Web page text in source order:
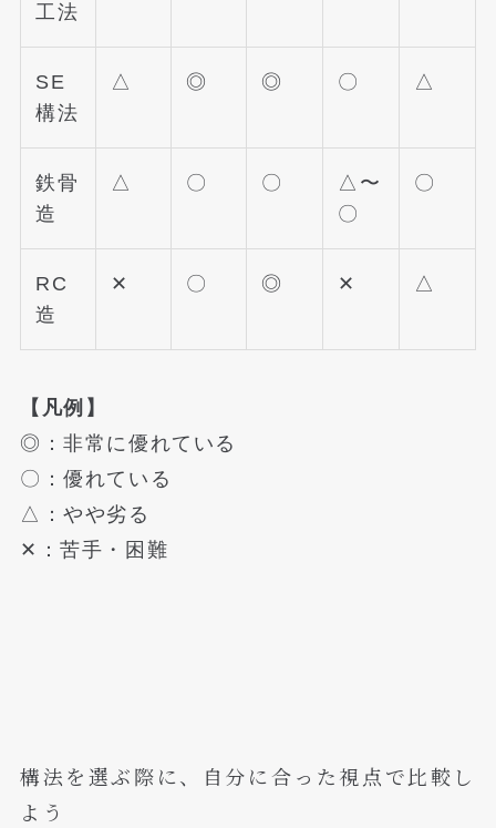
工法
SE
構法
△ ◎ ◎ 〇 △
鉄骨
造
△ 〇 〇
△〜
〇
〇
RC
造
✕ 〇 ◎ ✕ △
【凡例】
◎：非常に優れている
〇：優れている
△：やや劣る
✕：苦手・困難
構法を選ぶ際に、自分に合った視点で比較し
よう